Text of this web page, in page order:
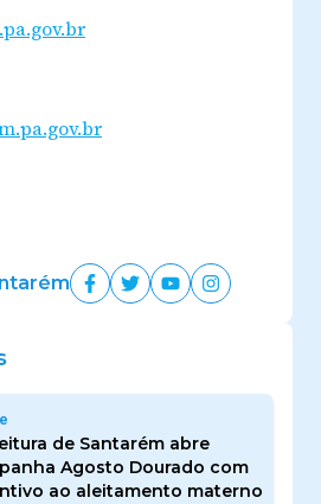
de Santarém abre
Agosto Dourado com
ao aleitamento materno